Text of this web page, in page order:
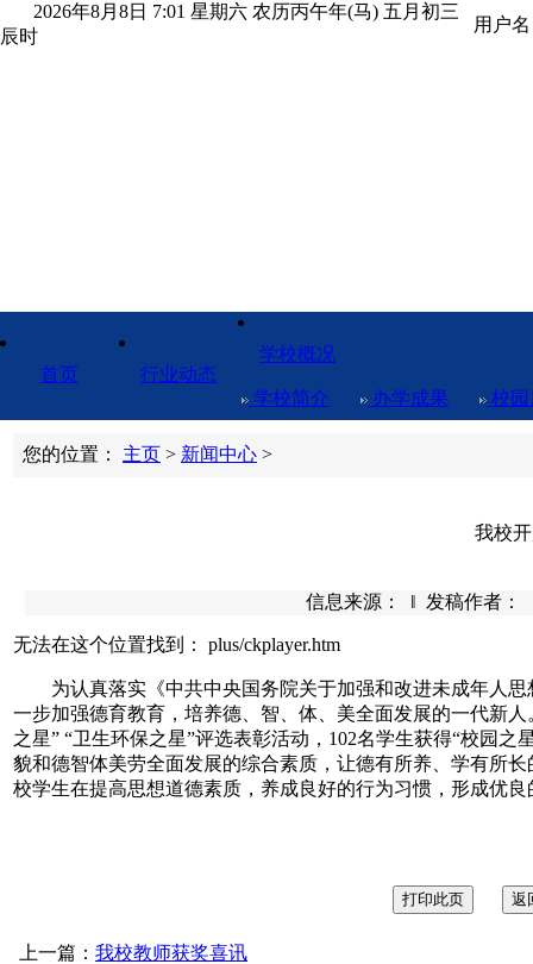
2026年8月8日 7:01 星期六 农历丙午年(马) 五月初三
辰时
用户
首页 行业动态
学校概况
学校简介 办学成果 校
您的位置： 主页 > 新闻中心 >
我校
信息来源： ‖ 发稿作者：
无法在这个位置找到： plus/ckplayer.htm
为认真落实《中共中央国务院关于加强和改进未成年人思
一步加强德育教育，培养德、智、体、美全面发展的一代新
之星” “卫生环保之星”评选表彰活动，102名学生获得“校园
貌和德智体美劳全面发展的综合素质，让德有所养、学有所
校学生在提高思想道德素质，养成良好的行为习惯，形成优
上一篇： 我校教师获奖喜讯